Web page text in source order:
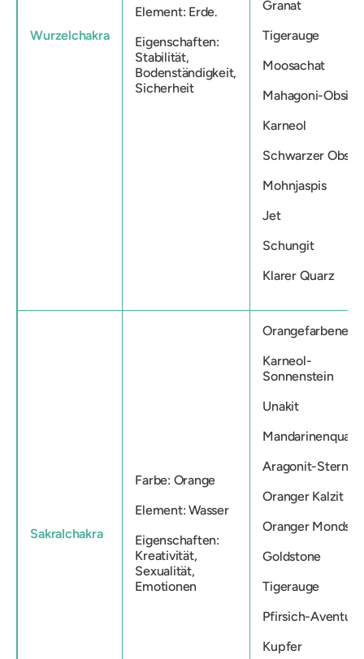
Wurzelchakra
Element: Erde.
Eigenschaften:
Stabilität,
Bodenständigkeit,
Sicherheit
Granat
Tigerauge
Moosachat
Mahagoni-
Karneol
Schwarzer
Mohnjaspis
Jet
Schungit
Klarer Quarz
Sakralchakra
Farbe: Orange
Element: Wasser
Eigenschaften:
Kreativität,
Sexualität,
Emotionen
Orangefarbener
Karneol-
Sonnenstein
Unakit
Mandarinenquarz
Aragonit-
Oranger Kalzit
Oranger
Goldstone
Tigerauge
Pfirsich-
Kupfer